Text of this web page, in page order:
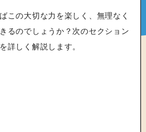
この大切な力を楽しく、無理なく
るのでしょうか？次のセクション
詳しく解説します。